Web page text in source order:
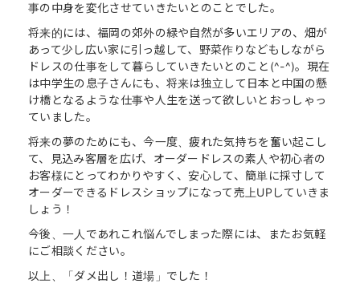
事の中身を変化させていきたいとのことでした。
将来的には、福岡の郊外の緑や自然が多いエリアの、畑が
あって少し広い家に引っ越して、野菜作りなどもしながら
ドレスの仕事をして暮らしていきたいとのこと(^-^)。現在
は中学生の息子さんにも、将来は独立して日本と中国の懸
け橋となるような仕事や人生を送って欲しいとおっしゃっ
ていました。
将来の夢のためにも、今一度、疲れた気持ちを奮い起こし
て、見込み客層を広げ、オーダードレスの素人や初心者の
お客様にとってわかりやすく、安心して、簡単に採寸して
オーダーできるドレスショップになって売上UPしていきま
しょう！
今後、一人であれこれ悩んでしまった際には、またお気軽
にご相談ください。
以上、「ダメ出し！道場」でした！